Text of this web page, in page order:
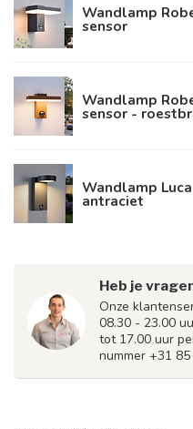
Wandlamp
sensor
Wandlamp
sensor -
Wandlamp
antraciet
Heb je
Onze
08.30 - 23.00
tot 17.00 uur
nummer +31